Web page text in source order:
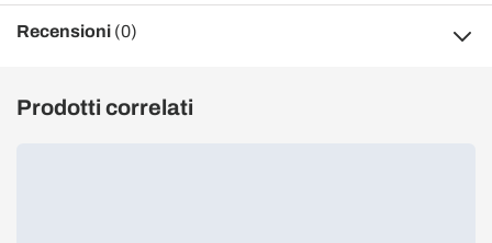
Recensioni (0)
Prodotti correlati